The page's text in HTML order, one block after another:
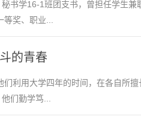
书学16-1班团支书，曾担任学生
奖、职业...
的青春
利用大学四年的时间，在各自所
们勤学笃...